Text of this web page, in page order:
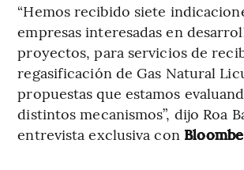
“Hemos recibido siete
empresas interesadas en
proyectos, para servicios de
regasificación de Gas Natural
propuestas que estamos
distintos mecanismos”, dijo Roa
entrevista exclusiva con